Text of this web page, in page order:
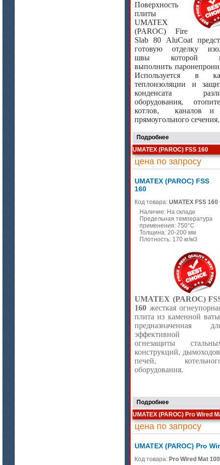
Поверхность
плиты
UMATEX
(PAROC)
Fire
Slab 80 AluCoat
готовую отделку
швы которой
выполнить
Используется в
теплоизоляции и
конденсата
оборудования,
котлов,
каналов и
прямоугольного сечения.
Подробнее
UMATEX (PAROC) FSS 160
цена по запросу
UMATEX (PAROC) FSS
160
Код товара: UMATEX FSS 160
Наличие: На складе
Предельная температура
применения: 750°C
Толщина: 20-200 мм
Плотность: 170 кг/м3
UMATEX (PAROC)
160 жесткая
плита из каменной
предназначенная
эффективной
огнезащиты
конструкций,
печей,
оборудования.
Подробнее
UMATEX (PAROC) Pro Wired
цена по запросу
UMATEX (PAROC) Pro
Код товара: Pro Wired Mat 100